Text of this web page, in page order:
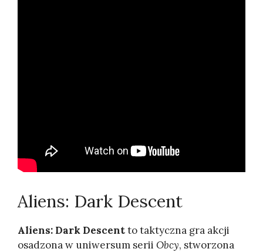
Aliens: Dark Descent
Aliens: Dark Descentto taktyczna gra akcji
osadzona w uniwersum serii Obcy, stworzona